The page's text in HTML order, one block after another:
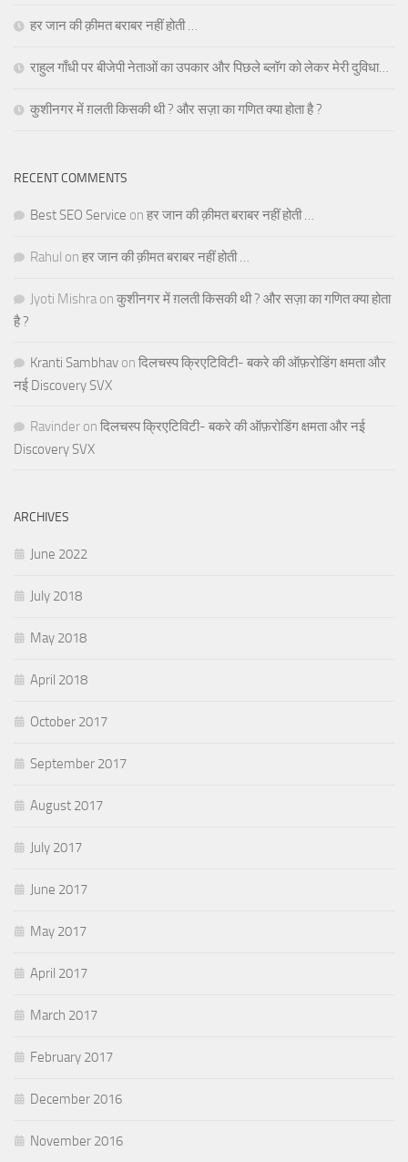
हर जान की क़ीमत बराबर नहीं होती …
राहुल गाँधी पर बीजेपी नेताओं का उपकार और पिछले ब्लॉग को लेकर मेरी दुविधा…
कुशीनगर में ग़लती किसकी थी ? और सज़ा का गणित क्या होता है ?
RECENT COMMENTS
Best SEO Service on हर जान की क़ीमत बराबर नहीं होती …
Rahul on हर जान की क़ीमत बराबर नहीं होती …
Jyoti Mishra on कुशीनगर में ग़लती किसकी थी ? और सज़ा का गणित क्या होता
है ?
Kranti Sambhav on दिलचस्प क्रिएटिविटी- बकरे की ऑफ़रोडिंग क्षमता और
नई Discovery SVX
Ravinder on दिलचस्प क्रिएटिविटी- बकरे की ऑफ़रोडिंग क्षमता और नई
Discovery SVX
ARCHIVES
June 2022
July 2018
May 2018
April 2018
October 2017
September 2017
August 2017
July 2017
June 2017
May 2017
April 2017
March 2017
February 2017
December 2016
November 2016